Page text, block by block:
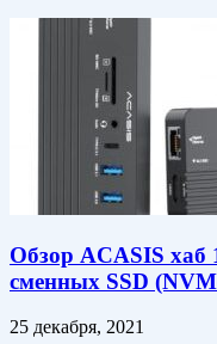
Обзор ACASIS хаб
сменных SSD
25 декабря, 2021